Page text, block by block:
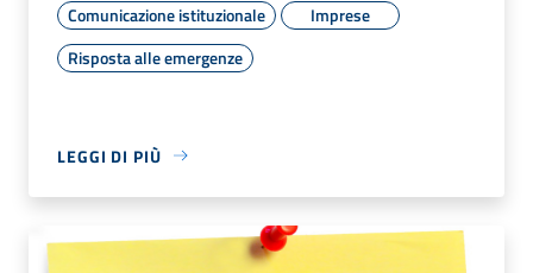
Comunicazione istituzionale
Imprese
Risposta alle emergenze
LEGGI DI PIÙ